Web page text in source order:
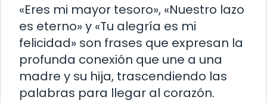
«Eres mi mayor tesoro», «Nuestro lazo
es eterno» y «Tu alegría es mi
felicidad» son frases que expresan la
profunda conexión que une a una
madre y su hija, trascendiendo las
palabras para llegar al corazón.